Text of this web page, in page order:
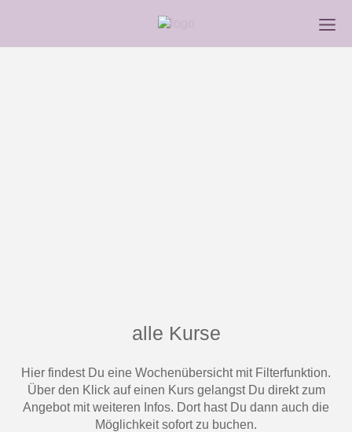
alle Kurse
Hier findest Du eine Wochenübersicht mit Filterfunktion.
Über den Klick auf einen Kurs gelangst Du direkt zum
Angebot mit weiteren Infos. Dort hast Du dann auch die
Möglichkeit sofort zu buchen.